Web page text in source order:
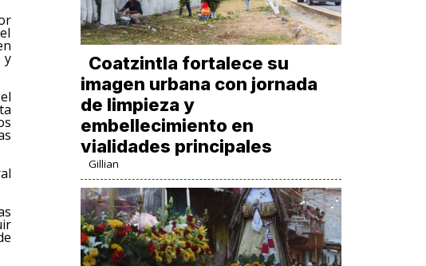
y
Coatzintla fortalece su
imagen urbana con jornada
de limpieza y
embellecimiento en
vialidades principales
Gillian